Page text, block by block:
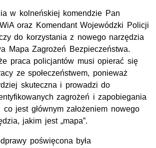
w kolneńskiej komendzie Pan
oraz Komendant Wojewódzki Policji
do korzystania z nowego narzędzia
Mapa Zagrożeń Bezpieczeństwa.
praca policjantów musi opierać się
ze społeczeństwem, ponieważ
skuteczna i prowadzi do
zagrożeń i zapobiegania
co jest głównym założeniem nowego
jakim jest „mapa”.
poświęcona była